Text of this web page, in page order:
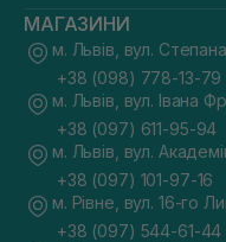
МАГАЗИНИ
м. Львів, вул.
+38 (098) 778-13-79
м. Львів, вул. Івана
+38 (097) 611-95-94
м. Львів, вул.
+38 (097) 101-97-16
м. Рівне, вул. 16-го
+38 (097) 544-61-44